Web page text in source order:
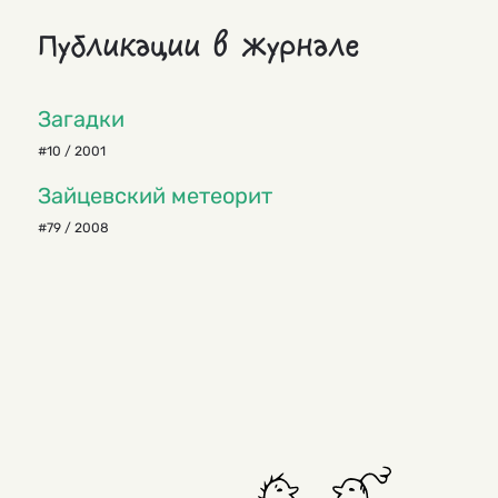
Публикации в журнале
Загадки
#10 / 2001
Зайцевский метеорит
#79 / 2008